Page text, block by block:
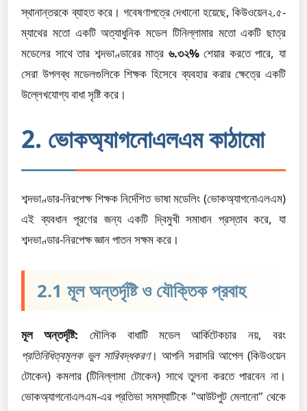
স্থানান্তরকে ব্যাহত করে। গবেষণাপত্রে দেখানো হয়েছে, কিউওয়েন২.৫-
ম্যাথের মতো একটি অত্যাধুনিক মডেল টিনিল্লামার মতো একটি ছাত্র
মডেলের সাথে তার শব্দভাণ্ডারের মাত্র ৬.৩২%শেয়ার করতে পারে, যা
সেরা উপলব্ধ মডেলগুলিকে শিক্ষক হিসেবে ব্যবহার করার ক্ষেত্রে একটি
উল্লেখযোগ্য বাধা সৃষ্টি করে।
2. ভোকঅ্যাগনোএলএম কাঠামো
শব্দভাণ্ডার-নিরপেক্ষ শিক্ষক নির্দেশিত ভাষা মডেলিং (ভোকঅ্যাগনোএলএম)
এই ব্যবধান পূরণের জন্য একটি দ্বিমুখী সমাধান প্রস্তাব করে, যা
শব্দভাণ্ডার-নিরপেক্ষ জ্ঞান পাতন সক্ষম করে।
2.1 মূল অন্তর্দৃষ্টি ও যৌক্তিক প্রবাহ
মূল অন্তর্দৃষ্টি: মৌলিক বাধাটি মডেল আর্কিটেকচার নয়, বরং
প্রতিনিধিত্বমূলক ভুল সারিবদ্ধকরণ। আপনি সরাসরি আপেল (কিউওয়েন
টোকেন) কমলার (টিনিল্লামা টোকেন) সাথে তুলনা করতে পারবেন না।
ভোকঅ্যাগনোএলএম-এর প্রতিভা সমস্যাটিকে "আউটপুট মেলানো" থেকে